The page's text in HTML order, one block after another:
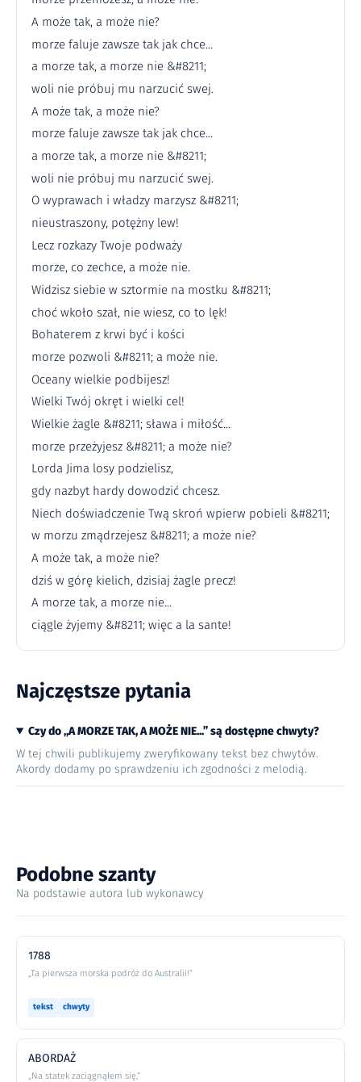
A może tak, a może nie?
morze faluje zawsze tak jak chce...
a morze tak, a morze nie &#8211;
woli nie próbuj mu narzucić swej.
A może tak, a może nie?
morze faluje zawsze tak jak chce...
a morze tak, a morze nie &#8211;
woli nie próbuj mu narzucić swej.
O wyprawach i władzy marzysz &#8211;
nieustraszony, potężny lew!
Lecz rozkazy Twoje podważy
morze, co zechce, a może nie.
Widzisz siebie w sztormie na mostku &#8211;
choć wkoło szał, nie wiesz, co to lęk!
Bohaterem z krwi być i kości
morze pozwoli &#8211; a może nie.
Oceany wielkie podbijesz!
Wielki Twój okręt i wielki cel!
Wielkie żagle &#8211; sława i miłość...
morze przeżyjesz &#8211; a może nie?
Lorda Jima losy podzielisz,
gdy nazbyt hardy dowodzić chcesz.
Niech doświadczenie Twą skroń wpierw pobieli &#8211;
w morzu zmądrzejesz &#8211; a może nie?
A może tak, a może nie?
dziś w górę kielich, dzisiaj żagle precz!
A morze tak, a morze nie...
ciągle żyjemy &#8211; więc a la sante!
Najczęstsze pytania
Czy do „A MORZE TAK, A MOŻE NIE...” są dostępne chwyty?
W tej chwili publikujemy zweryfikowany tekst bez chwytów.
Akordy dodamy po sprawdzeniu ich zgodności z melodią.
Podobne szanty
Na podstawie autora lub wykonawcy
1788
„Ta pierwsza morska podróż do Australii!”
tekst chwyty
ABORDAŻ
„Na statek zaciągnąłem się,”